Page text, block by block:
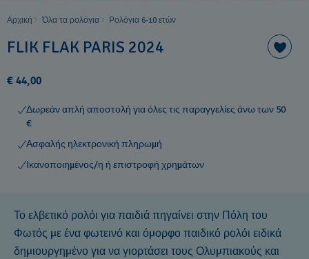
Αρχική Όλα τα ρολόγια Ρολόγια 6-10 ετών ​
FLIK FLAK PARIS 2024
€ 44,00
Δωρεάν απλή αποστολή για όλες τις παραγγελίες άνω των 50
€
Ασφαλής ηλεκτρονική πληρωμή
Ικανοποιημένος/η ή επιστροφή χρημάτων
Το ελβετικό ρολόι για παιδιά πηγαίνει στην Πόλη του
Φωτός με ένα φωτεινό και όμορφο παιδικό ρολόι ειδικά
δημιουργημένο για να γιορτάσει τους Ολυμπιακούς και